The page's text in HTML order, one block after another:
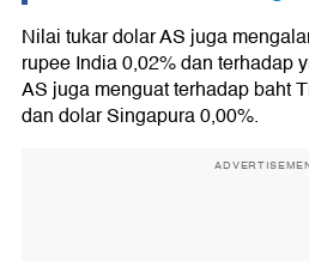
Nilai tukar dolar AS juga
rupee India 0,02% dan terhadap
AS juga menguat terhadap baht
dan dolar Singapura 0,00%.